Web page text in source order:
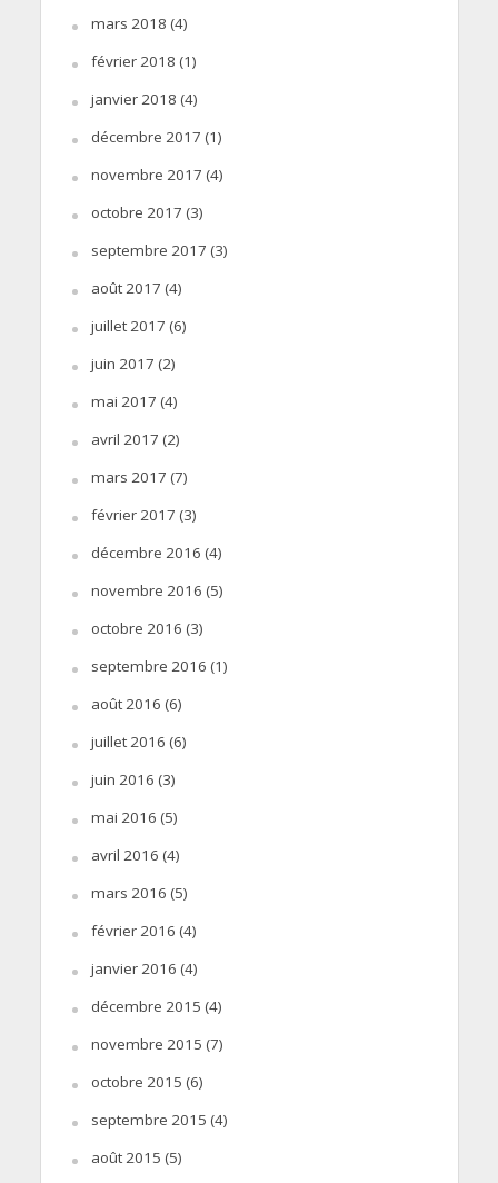
mars 2018 (4)
février 2018 (1)
janvier 2018 (4)
décembre 2017 (1)
novembre 2017 (4)
octobre 2017 (3)
septembre 2017 (3)
août 2017 (4)
juillet 2017 (6)
juin 2017 (2)
mai 2017 (4)
avril 2017 (2)
mars 2017 (7)
février 2017 (3)
décembre 2016 (4)
novembre 2016 (5)
octobre 2016 (3)
septembre 2016 (1)
août 2016 (6)
juillet 2016 (6)
juin 2016 (3)
mai 2016 (5)
avril 2016 (4)
mars 2016 (5)
février 2016 (4)
janvier 2016 (4)
décembre 2015 (4)
novembre 2015 (7)
octobre 2015 (6)
septembre 2015 (4)
août 2015 (5)